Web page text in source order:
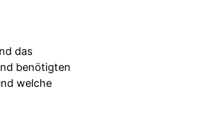
das
benötigten
welche